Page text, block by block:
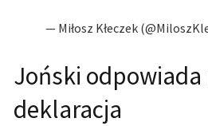
— Miłosz Kłeczek
Joński odpowiada
deklaracja